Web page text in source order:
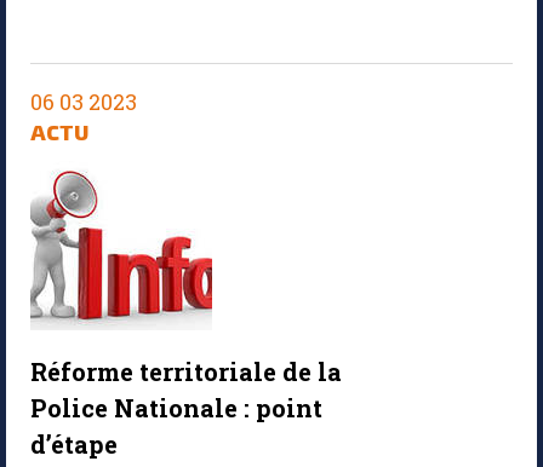
06 03 2023
ACTU
Réforme territoriale de la
Police Nationale : point
d’étape